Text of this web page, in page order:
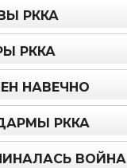
РККА
РККА
НАВЕЧНО
РККА
ВОЙНА